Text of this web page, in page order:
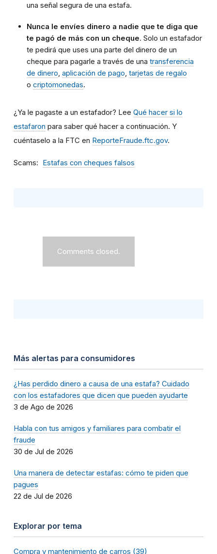
una señal segura de una estafa.
Nunca le envíes dinero a nadie que te diga que
te pagó de más con un cheque. Solo un estafador
te pedirá que uses una parte del dinero de un
cheque para pagarle a través de una transferencia
de dinero, aplicación de pago, tarjetas de regalo
o criptomonedas.
¿Ya le pagaste a un estafador? Lee Qué hacer si lo
estafaron para saber qué hacer a continuación. Y
cuéntaselo a la FTC en ReporteFraude.ftc.gov.
Scams Estafas con cheques falsos
Comments closed.
Más alertas para consumidores
¿Has perdido dinero a causa de una estafa? Cuidado
con los estafadores que dicen que pueden ayudarte
3 de Ago de 2026
Habla con tus amigos y familiares para combatir el
fraude
30 de Jul de 2026
Una manera de detectar estafas: cómo te piden que
pagues
22 de Jul de 2026
Explorar por tema
Compra y mantenimiento de carros (39)